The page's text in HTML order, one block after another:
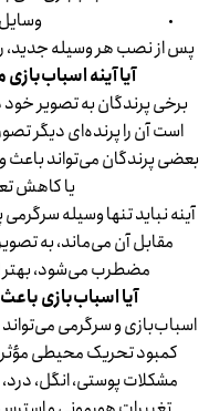
وسایل
پس از نصب هر وسیله جدید،
آیا آینه
برخی پرندگان به تصویر
است آن را پرنده‌ای دیگر
بعضی پرندگان می‌تواند باعث
یا کاهش
آینه نباید تنها وسیله
مقابل آن می‌ماند، به
مضطرب می‌شود، بهتر
آیا اسباب‌بازی
اسباب‌بازی و سرگرمی
کمبود تحریک محیطی مؤثر
مشکلات پوستی، انگل،